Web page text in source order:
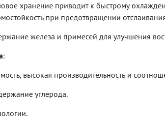
хранение приводит к быстрому
при предотвращении
железа и примесей для улучшения
:
высокая производительность и
углерода.